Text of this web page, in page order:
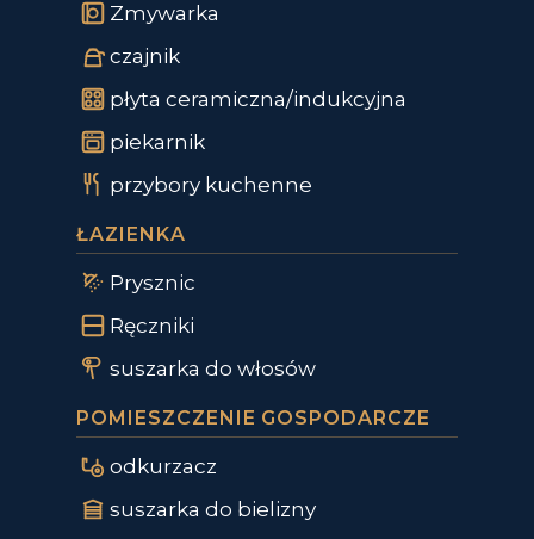
Zmywarka
czajnik
płyta ceramiczna/indukcyjna
piekarnik
przybory kuchenne
ŁAZIENKA
Prysznic
Ręczniki
suszarka do włosów
POMIESZCZENIE GOSPODARCZE
odkurzacz
suszarka do bielizny